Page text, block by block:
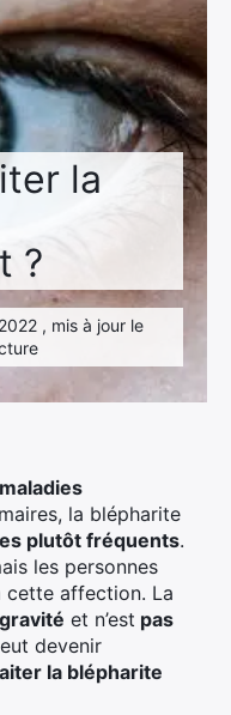
la
?
, mis à jour le
la blépharite
plutôt fréquents.
les personnes
cette affection. La
et n’est pas
devenir
la blépharite